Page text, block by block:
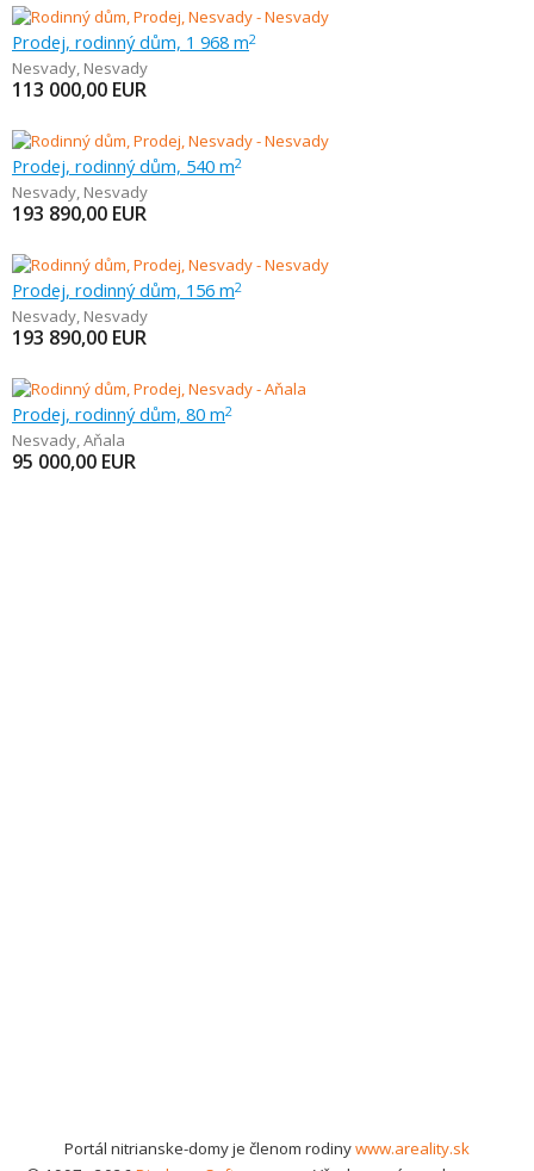
Prodej, rodinný dům, 1 968 m2
Nesvady, Nesvady
113 000,00 EUR
Prodej, rodinný dům, 540 m2
Nesvady, Nesvady
193 890,00 EUR
Prodej, rodinný dům, 156 m2
Nesvady, Nesvady
193 890,00 EUR
Prodej, rodinný dům, 80 m2
Nesvady,Aňala
95 000,00 EUR
Portál nitrianske-domy je členom rodinywww.areality.sk